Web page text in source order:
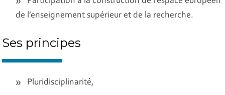
de l’enseignement supérieur et de la recherche.
Ses principes
Pluridisciplinarité,